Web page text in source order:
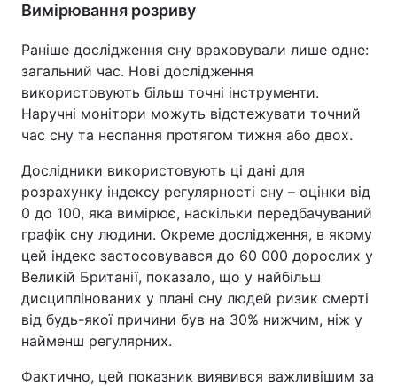
Вимірювання розриву
Раніше дослідження сну враховували лише одне:
загальний час. Нові дослідження
використовують більш точні інструменти.
Наручні монітори можуть відстежувати точний
час сну та неспання протягом тижня або двох.
Дослідники використовують ці дані для
розрахунку індексу регулярності сну – оцінки від
0 до 100, яка вимірює, наскільки передбачуваний
графік сну людини. Окреме дослідження, в якому
цей індекс застосовувався до 60 000 дорослих у
Великій Британії, показало, що у найбільш
дисциплінованих у плані сну людей ризик смерті
від будь-якої причини був на 30% нижчим, ніж у
найменш регулярних.
Фактично, цей показник виявився важливішим за